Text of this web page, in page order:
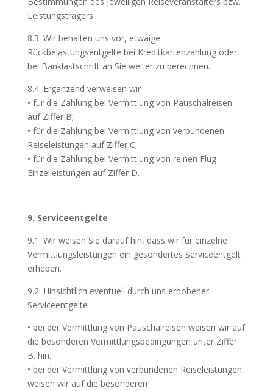
Leistungsträgers.
8.3. Wir behalten uns vor, etwaige
Rückbelastungsentgelte bei Kreditkartenzahlung oder
bei Banklastschrift an Sie weiter zu berechnen.
8.4. Ergänzend verweisen wir
• für die Zahlung bei Vermittlung von Pauschalreisen
auf Ziffer B;
• für die Zahlung bei Vermittlung von verbundenen
Reiseleistungen auf Ziffer C;
• für die Zahlung bei Vermittlung von reinen Flug-
Einzelleistungen auf Ziffer D.
9. Serviceentgelte
9.1. Wir weisen Sie darauf hin, dass wir für einzelne
Vermittlungsleistungen ein gesondertes Serviceentgelt
erheben.
9.2. Hinsichtlich eventuell durch uns erhobener
Serviceentgelte
• bei der Vermittlung von Pauschalreisen weisen wir auf
die besonderen Vermittlungsbedingungen unter Ziffer
B. hin.
• bei der Vermittlung von verbundenen Reiseleistungen
weisen wir auf die besonderen